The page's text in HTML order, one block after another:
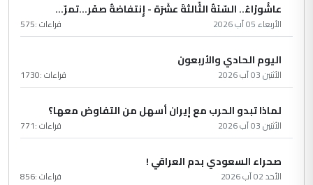
عاشُورْاءُ.. السّنَةُ الثّالثةَ عشَرَة - إِنتفاضةُ صفَر…تمرّ...
الأربعاء 05 آب 2026 قراءات :575
اليوم الحادي والأربعون
الأثنين 03 آب 2026 قراءات :1730
لماذا تبدو الحرب مع إيران أسهل من التفاوض معها؟
الأثنين 03 آب 2026 قراءات :771
صحراء السعودي بدم العراقي !
الأحد 02 آب 2026 قراءات :856